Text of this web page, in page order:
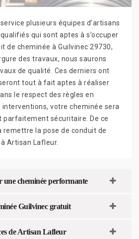
plusieurs équipes d’artisans
qui sont aptes à s’occuper
de cheminée à Guilvinec 29730,
des travaux, nous saurons
de qualité. Ces derniers ont
tout à fait aptes à réaliser
le respect des règles en
interventions, votre cheminée sera
sécuritaire. De ce
remettre la pose de conduit de
Artisan Lafleur.
cheminée performante
Guilvinec gratuit
de Artisan Lafleur